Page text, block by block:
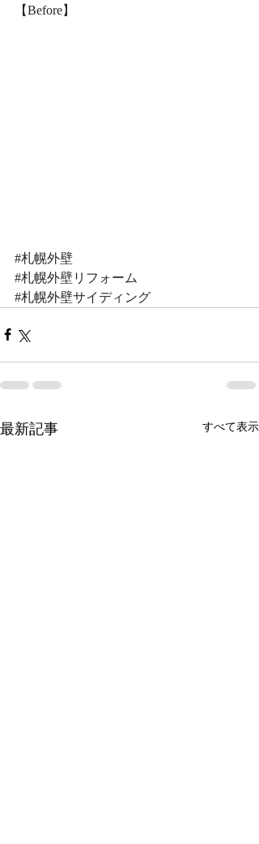
【Before】
#札幌外壁
#札幌外壁リフォーム
#札幌外壁サイディング
最新記事 すべて表示